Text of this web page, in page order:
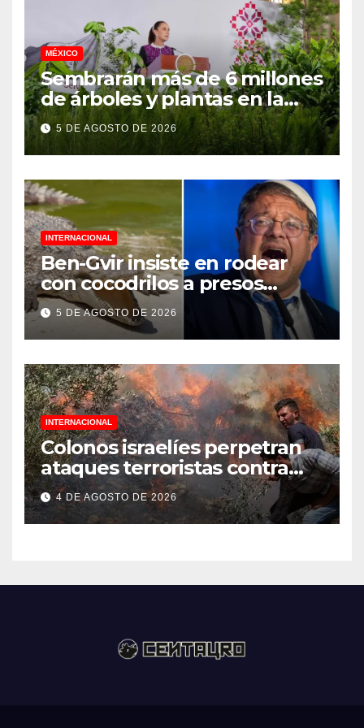
MÉXICO
Sembrarán más de 6 millones
de árboles y plantas en la
Jornada Nacional de
Reforestación 2026
5 DE AGOSTO DE 2026
INTERNACIONAL
Ben-Gvir insiste en rodear
con cocodrilos a presos
palestinos
5 DE AGOSTO DE 2026
INTERNACIONAL
Colonos israelíes perpetran
ataques terroristas contra
familias palestinas en
Cisjordania
4 DE AGOSTO DE 2026